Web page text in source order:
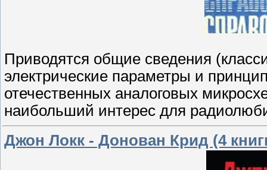
Приводятся общие сведения
электрические параметры и
отечественных аналоговых
наибольший интерес для
Джон Локк - Донован Крид (4